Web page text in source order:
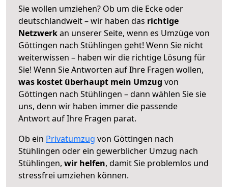
Sie wollen umziehen? Ob um die Ecke oder
deutschlandweit – wir haben das richtige
Netzwerkan unserer Seite, wenn es Umzüge von
Göttingen nach Stühlingen geht! Wenn Sie nicht
weiterwissen – haben wir die richtige Lösung für
Sie! Wenn Sie Antworten auf Ihre Fragen wollen,
was kostet überhaupt mein Umzug von
Göttingen nach Stühlingen – dann wählen Sie sie
uns, denn wir haben immer die passende
Antwort auf Ihre Fragen parat.
Ob ein Privatumzug von Göttingen nach
Stühlingen oder ein gewerblicher Umzug nach
Stühlingen, wir helfen, damit Sie problemlos und
stressfrei umziehen können.